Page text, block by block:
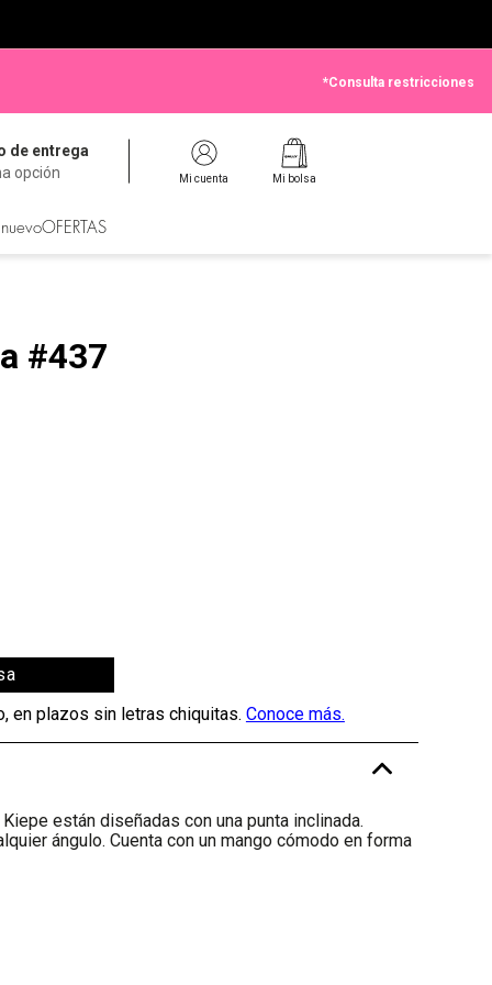
*Consulta restricciones
de entrega
opción
Mi cuenta Mi bolsa
OFERTAS
#437
-
están diseñadas con una punta inclinada.
ángulo. Cuenta con un mango cómodo en forma